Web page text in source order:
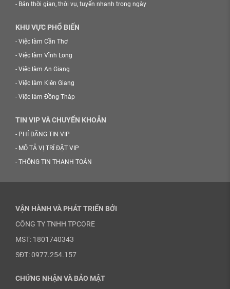
- Bán thời gian, thời vụ, tuyển nhanh trong ngày
KHU VỰC PHỔ BIẾN
- Việc làm Cần Thơ
- Việc làm Vĩnh Long
- Việc làm An Giang
- Việc làm Kiên Giang
- Việc làm Đồng Tháp
TIN VIP VÀ CHUYỂN KHOẢN
- PHÍ ĐĂNG TIN VIP
- MÔ TẢ VỊ TRÍ ĐẶT VIP
- THÔNG TIN THANH TOÁN
VẬN HÀNH VÀ PHÁT TRIỂN BỞI
CÔNG TY TNHH TPCORE
MST: 1801740343
SĐT: 0977.254.157
CHỨNG NHẬN VÀ BẢO MẬT